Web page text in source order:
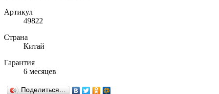
Артикул
49822
Страна
Китай
Гарантия
6 месяцев
Поделиться…